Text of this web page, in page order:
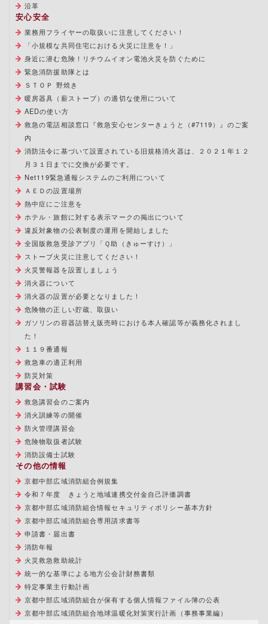
沿革
安心安全
業務用フライヤーの取扱いに注意してください！
「小規模な共同住宅における火災に注意を！」
身近に潜む危険！リチウムイオン電池火災を防ぐために
緊急消防援助隊とは
ＳＴＯＰ 野焼き
暖房器具（薪ストーブ）の適切な使用について
AEDの使い方
救急の電話相談窓口『救急安心センターきょうと（#7119）』のご案
内
消防法令に基づいて設置されている旧規格消火器は、２０２１年１２
月３１日までに交換が必要です。
Net119緊急通報システムのご利用について
ＡＥＤの設置場所
熱中症にご注意を
ホテル・旅館に対する表示マークの掲出について
違反対象物の公表制度の運用を開始しました
全国版救急受診アプリ「Ｑ助（きゅーすけ）」
ストーブ火災に注意してください！
火災警報器を設置しましょう
消火器について
消火器の設置が必要となりました！
危険物の正しい貯蔵、取扱い
ガソリンの容器詰替え販売時における本人確認等が義務化されまし
た！
１１９番通報
救急車の適正利用
防災対策
講習会・試験
救急講習会のご案内
消火訓練等の開催
防火管理講習会
危険物取扱者試験
消防設備士試験
その他の情報
京都中部広域消防組合例規集
令和７年度 きょうと地域連携交付金自己評価調書
京都中部広域消防組合情報セキュリティポリシー基本方針
京都中部広域消防組合専用請求書等
申請書・届出書
消防年報
火災救急救助統計
統一的な基準による地方公会計財務書類
特定事業主行動計画
京都中部広域消防組合が保有する個人情報ファイル簿の公表
京都中部広域消防組合地球温暖化対策実行計画（事務事業編）